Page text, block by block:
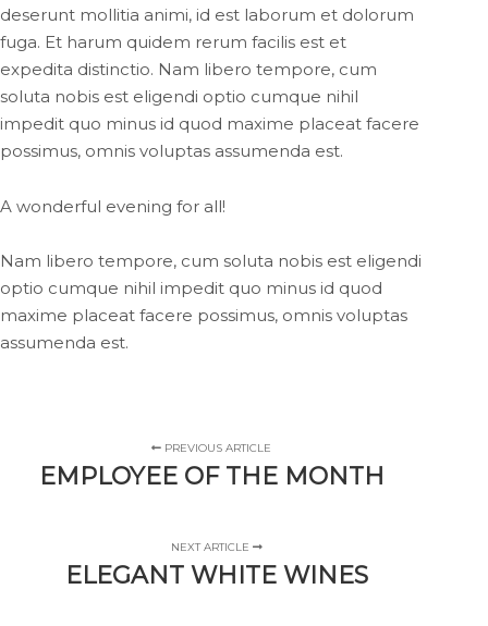
deserunt mollitia animi, id est laborum et dolorum
fuga. Et harum quidem rerum facilis est et
expedita distinctio. Nam libero tempore, cum
soluta nobis est eligendi optio cumque nihil
impedit quo minus id quod maxime placeat facere
possimus, omnis voluptas assumenda est.
A wonderful evening for all!
Nam libero tempore, cum soluta nobis est eligendi
optio cumque nihil impedit quo minus id quod
maxime placeat facere possimus, omnis voluptas
assumenda est.
PREVIOUS ARTICLE
EMPLOYEE OF THE MONTH
NEXT ARTICLE
ELEGANT WHITE WINES